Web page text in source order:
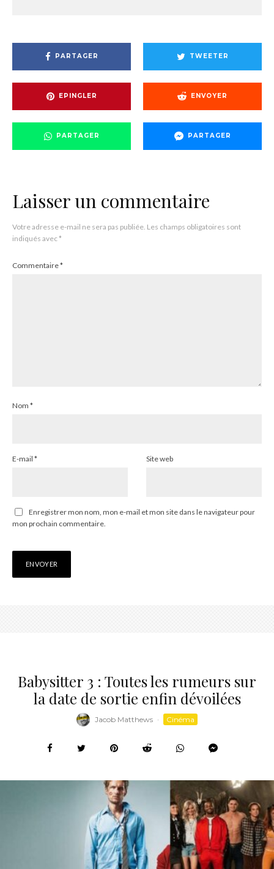
PARTAGER TWEETER
EPINGLER ENVOYER
PARTAGER PARTAGER
Laisser un commentaire
Votre adresse e-mail ne sera pas publiée. Les champs obligatoires sont
indiqués avec*
Commentaire*
Nom *
E-mail * Site web
Enregistrer mon nom, mon e-mail et mon site dans le navigateur pour
mon prochain commentaire.
Babysitter 3 : Toutes les rumeurs sur
la date de sortie enfin dévoilées
Jacob Matthews · Cinéma